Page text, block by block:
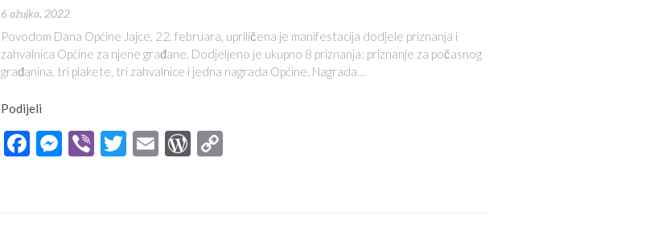
6 ožujka, 2022
Povodom Dana Općine Jajce, 22. februara, upriličena je manifestacija dodjele priznanja i
zahvalnica Općine za njene građane. Dodjeljeno je ukupno 8 priznanja: priznanje za počasnog
građanina, tri plakete, tri zahvalnice i jedna nagrada Općine. Nagrada…
Podijeli
Facebook
Messenger
ViberTwitter
EmailWordPress